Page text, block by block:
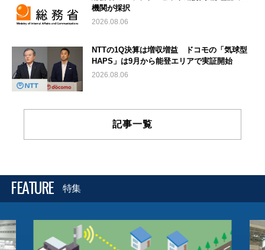
機関が採択
2026.08.06
NTTの1Q決算は増収増益 ドコモの「気球型
HAPS」は9月から能登エリアで実証開始
2026.08.06
記事一覧
FEATURE 特集